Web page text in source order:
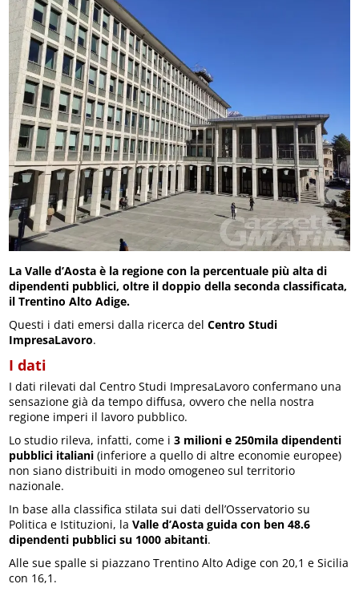
La Valle d’Aosta è la regione con la percentuale più alta di
dipendenti pubblici, oltre il doppio della seconda classificata,
il Trentino Alto Adige.
Questi i dati emersi dalla ricerca delCentro Studi
ImpresaLavoro.
I dati
I dati rilevati dal Centro Studi ImpresaLavoro confermano una
sensazione già da tempo diffusa, ovvero che nella nostra
regione imperi il lavoro pubblico.
Lo studio rileva, infatti, come i3 milioni e 250mila dipendenti
pubblici italiani (inferiore a quello di altre economie europee)
non siano distribuiti in modo omogeneo sul territorio
nazionale.
In base alla classifica stilata sui dati dell’Osservatorio su
Politica e Istituzioni, laValle d’Aosta guida con ben 48.6
dipendenti pubblici su 1000 abitanti.
Alle sue spalle si piazzano Trentino Alto Adige con 20,1 e Sicilia
con 16,1.